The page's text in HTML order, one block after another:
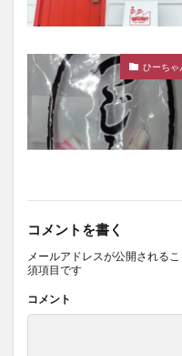
ひーちゃ
コメントを書く
メールアドレスが公開されるこ
須項目です
コメント